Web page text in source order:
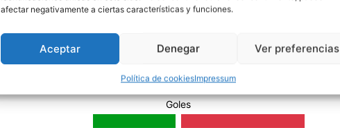
afectar negativamente a ciertas características y funciones.
Aceptar Denegar Ver preferencias
Política de cookiesImpressum
Goles